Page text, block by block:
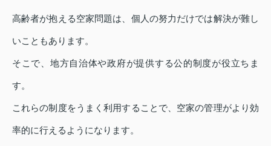
高齢者が抱える空家問題は、個人の努力だけでは解決が難し
いこともあります。
そこで、地方自治体や政府が提供する公的制度が役立ちま
す。
これらの制度をうまく利用することで、空家の管理がより効
率的に行えるようになります。